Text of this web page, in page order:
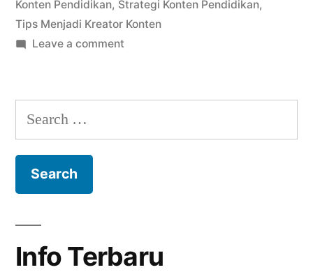
Inspiratif”
Konten Pendidikan, Strategi Konten Pendidikan,
Tips Menjadi Kreator Konten
Leave a commenton
Tips
Menjadi
Search
for:
Info Terbaru